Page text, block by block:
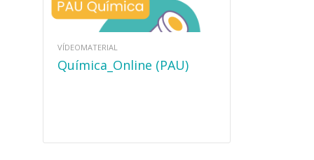
VÍDEOMATERIAL
Química_Online (PAU)